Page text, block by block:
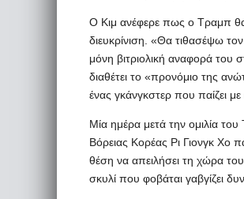
Ο Κιμ ανέφερε πως ο Τραμπ θα
διευκρίνιση. «Θα τιθασέψω
μόνη βιτριολική αναφορά του
διαθέτει το «προνόμιο της
ένας γκάνγκστερ που παίζει
Μία ημέρα μετά την ομιλία
Βόρειας Κορέας Ρι Γιονγκ Χο
θέση να απειλήσει τη χώρα
σκυλί που φοβάται γαβγίζει